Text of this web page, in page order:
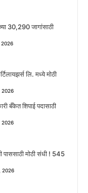
30,290 जागांसाठी
2026
लि. मध्ये मोठी
2026
बँकेत शिपाई पदासाठी
2026
मोठी संधी ! 545
2026